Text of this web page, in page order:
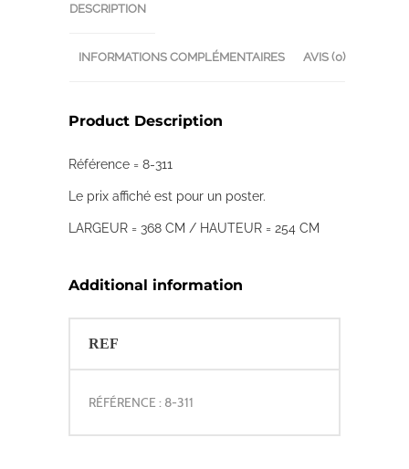
DESCRIPTION
INFORMATIONS COMPLÉMENTAIRES AVIS (0)
Product Description
Référence = 8-311
Le prix affiché est pour un poster.
LARGEUR = 368 CM / HAUTEUR = 254 CM
Additional information
REF
RÉFÉRENCE : 8-311